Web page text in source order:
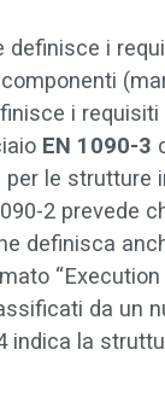
definisce i
i
EN 1090-3
le strutture
2 prevede
definisca
“Execution
da un
indica la